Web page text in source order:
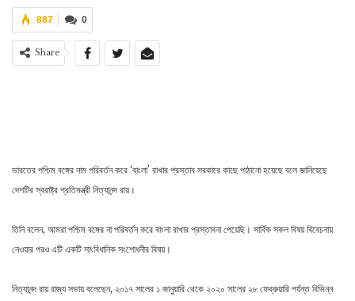
0
887
Share
ভারতের পশ্চিম বঙ্গের নাম পরিবর্তন করে ‘বাংলা’ রাখার প্রস্তাব সরকারে কাছে পাঠানো হয়েছে বলে জানিয়েছে
দেশটির স্বরাষ্ট্র প্রতিমন্ত্রী নিত্যানন্দ রায়।
তিনি বলেন, আমরা পশ্চিম বঙ্গের না পরিবর্তন করে বাংলা রাখার প্রস্তাবনা পেয়েছি। সার্বিক সকল বিষয় বিবেচনায়
নেওয়ার পরও এটি একটি সাংবিধানিক সংশোধনীর বিষয়।
নিত্যানন্দ রায় রাজ্য সভায় বলেছেন, ২০১৭ সালের ১ জানুয়ারি থেকে ২০২০ সালের ২৮ ফেব্রুয়ারি পর্যন্ত বিভিন্ন